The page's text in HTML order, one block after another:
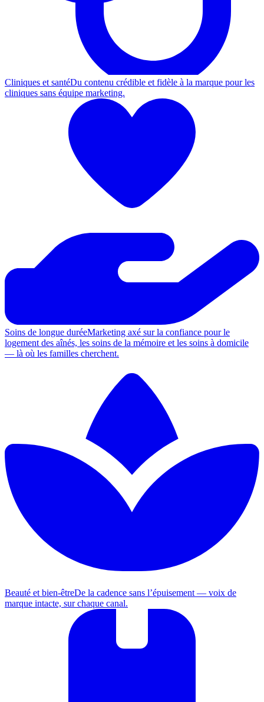
Cliniques et santéDu contenu crédible et fidèle à la marque pour les
cliniques sans équipe marketing.
Soins de longue duréeMarketing axé sur la confiance pour le
logement des aînés, les soins de la mémoire et les soins à domicile
— là où les familles cherchent.
Beauté et bien-êtreDe la cadence sans l’épuisement — voix de
marque intacte, sur chaque canal.